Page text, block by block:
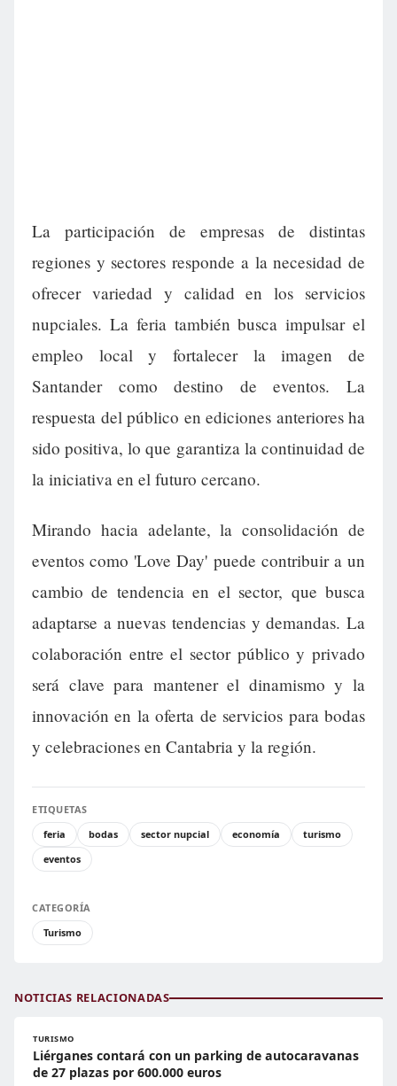
La participación de empresas de distintas
regiones y sectores responde a la necesidad de
ofrecer variedad y calidad en los servicios
nupciales. La feria también busca impulsar el
empleo local y fortalecer la imagen de
Santander como destino de eventos. La
respuesta del público en ediciones anteriores ha
sido positiva, lo que garantiza la continuidad de
la iniciativa en el futuro cercano.
Mirando hacia adelante, la consolidación de
eventos como 'Love Day' puede contribuir a un
cambio de tendencia en el sector, que busca
adaptarse a nuevas tendencias y demandas. La
colaboración entre el sector público y privado
será clave para mantener el dinamismo y la
innovación en la oferta de servicios para bodas
y celebraciones en Cantabria y la región.
ETIQUETAS
feria
bodas sector nupcial economía
turismo
eventos
CATEGORÍA
Turismo
NOTICIAS RELACIONADAS
TURISMO
Liérganes contará con un parking de autocaravanas
de 27 plazas por 600.000 euros